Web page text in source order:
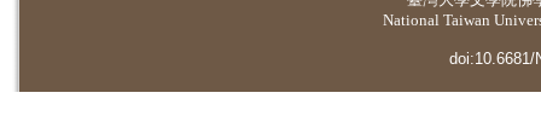
National Taiwan
doi:10.6681/